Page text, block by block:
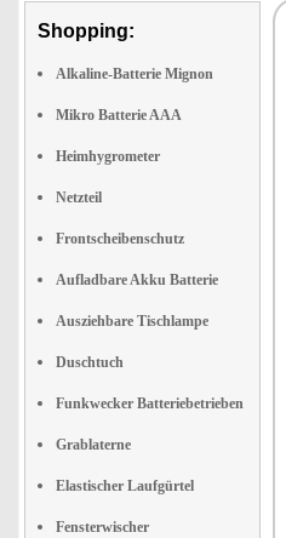
Shopping:
Alkaline-Batterie Mignon
Mikro Batterie AAA
Heimhygrometer
Netzteil
Frontscheibenschutz
Aufladbare Akku Batterie
Ausziehbare Tischlampe
Duschtuch
Funkwecker Batteriebetrieben
Grablaterne
Elastischer Laufgürtel
Fensterwischer